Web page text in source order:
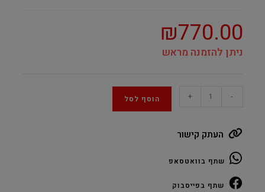
₪770.00
ניתן להזמנה מראש
B760M-
Plus
DDR4
s1700
-
+ הוסף לסל
העתק קישור
שתף בוואטסאפ
שתף בפייסבוק